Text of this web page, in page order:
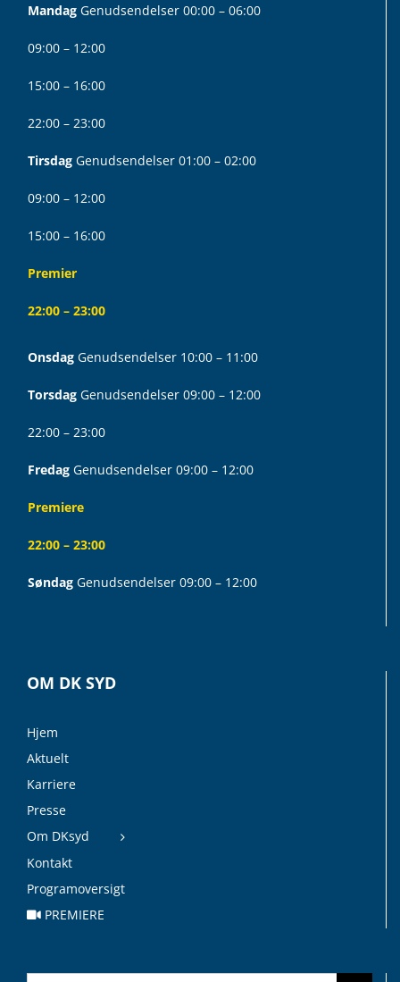
Mandag Genudsendelser 00:00 – 06:00
09:00 – 12:00
15:00 – 16:00
22:00 – 23:00
Tirsdag Genudsendelser 01:00 – 02:00
09:00 – 12:00
15:00 – 16:00
Premier
22:00 – 23:00
Onsdag Genudsendelser 10:00 – 11:00
Torsdag Genudsendelser 09:00 – 12:00
22:00 – 23:00
Fredag Genudsendelser 09:00 – 12:00
Premiere
22:00 – 23:00
Søndag Genudsendelser 09:00 – 12:00
OM DK SYD
Hjem
Aktuelt
Karriere
Presse
Om DKsyd
Kontakt
Programoversigt
PREMIERE